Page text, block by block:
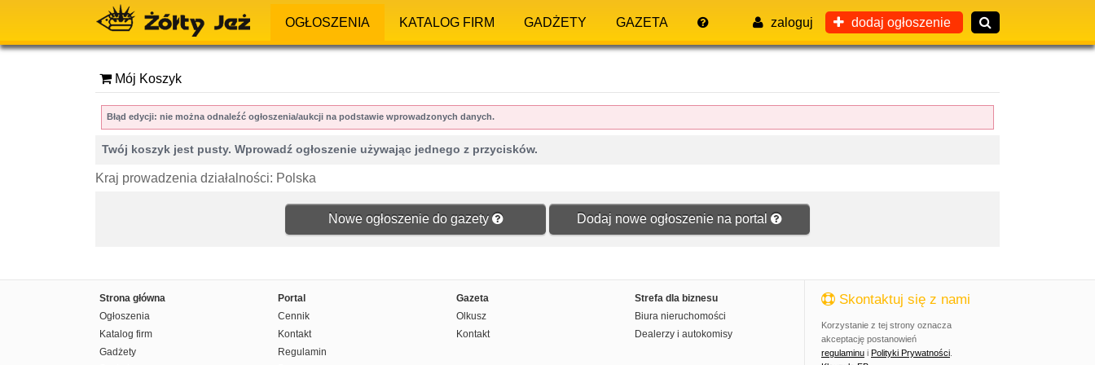
OGŁOSZENIA KATALOG FIRM GADŻETY GAZETA zaloguj dodaj ogłoszenie
Mój Koszyk
Błąd edycji: nie można odnaleźć ogłoszenia/aukcji na podstawie wprowadzonych danych.
Twój koszyk jest pusty. Wprowadź ogłoszenie używając jednego z przycisków.
Kraj prowadzenia działalności: Polska
Nowe ogłoszenie do gazety Dodaj nowe ogłoszenie na portal
Strona główna
Ogłoszenia
Katalog firm
Gadżety
Portal
Cennik
Kontakt
Regulamin
Gazeta
Olkusz
Kontakt
Strefa dla biznesu
Biura nieruchomości
Dealerzy i autokomisy
Skontaktuj się z nami
Korzystanie z tej strony oznacza
akceptację postanowień
regulaminu i Polityki Prywatności